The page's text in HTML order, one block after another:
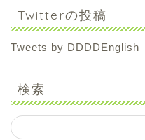
Twitterの投稿
Tweets by DDDDEnglish
検索